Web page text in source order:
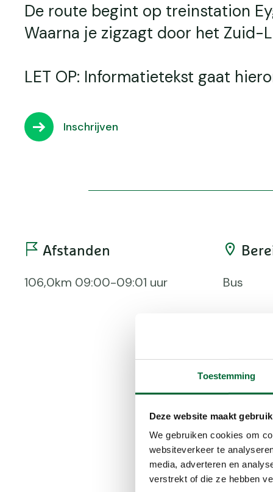
Toestemming
Deze website maakt
We gebruiken cookies om
websiteverkeer te
media, adverteren en
verstrekt of die ze hebben
De route begint op treinstation
Waarna je zigzagt door het Zuid-
LET OP: Informatietekst gaat
Inschrijven
Afstanden
106,0km 09:00-09:01 uur Bus
Zes dagen wandelen
De Dutch Mountain
Deze wandelroute is